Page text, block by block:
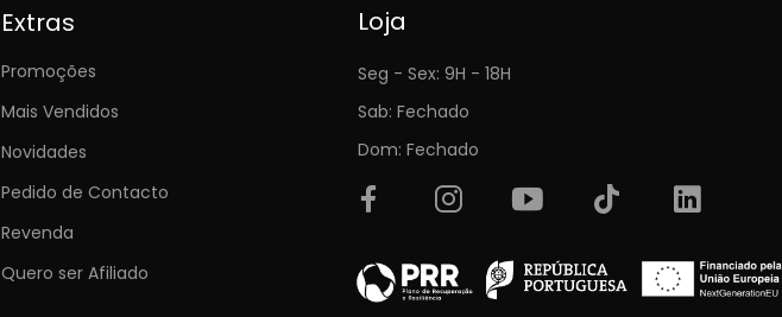
Extras
Promoções
Mais Vendidos
Novidades
Pedido de Contacto
Revenda
Quero ser Afiliado
Loja
Seg - Sex: 9H - 18H
Sab: Fechado
Dom: Fechado